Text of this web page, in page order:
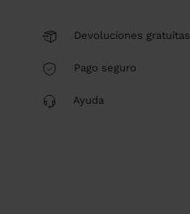
Devoluciones gratuitas
Pago seguro
Ayuda